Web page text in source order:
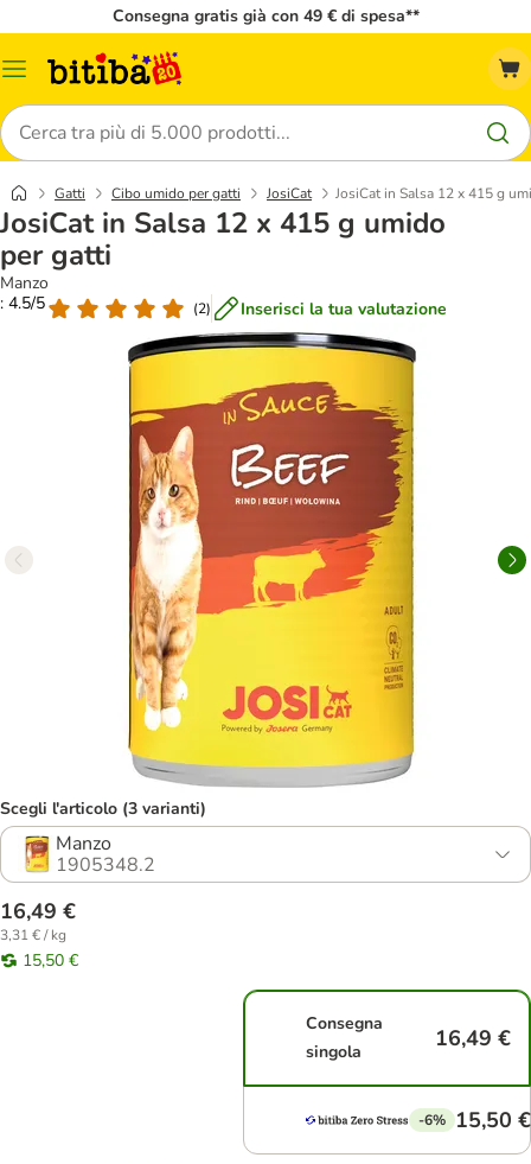
Consegna gratis già con 49 € di spesa**
Overview
Cerca
Gatti Cibo umido per gatti JosiCat JosiCat in Salsa 12 x 415 g
JosiCat in Salsa 12 x 415 g umido
per gatti
Manzo
: 4.5/5
(2) Inserisci la tua valutazione
Scegli l'articolo (3 varianti)
Manzo
1905348.2
16,49 €
3,31 € / kg
15,50 €
Consegna
singola
16,49 €
-6% 15,50 €